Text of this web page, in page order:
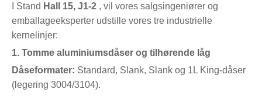
I Stand Hall 15, J1-2 , vil vores salgsingeniører og
emballageeksperter udstille vores tre industrielle
kernelinjer:
1. Tomme aluminiumsdåser og tilhørende låg
Dåseformater: Standard, Slank, Slank og 1L King-dåser
(legering 3004/3104).